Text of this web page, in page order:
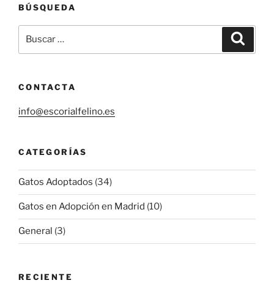
BÚSQUEDA
por:
CONTACTA
info@escorialfelino.es
CATEGORÍAS
Gatos Adoptados (34)
Gatos en Adopción en Madrid (10)
General (3)
RECIENTE